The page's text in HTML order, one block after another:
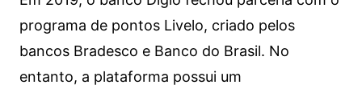
programa de pontos Livelo, criado pelos
bancos Bradesco e Banco do Brasil. No
entanto, a plataforma possui um